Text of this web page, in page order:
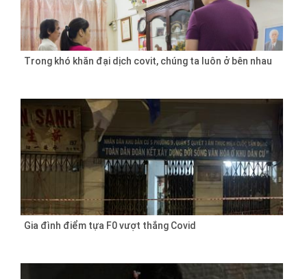
Trong khó khăn đại dịch covit, chúng ta luôn ở bên nhau
Gia đình điểm tựa F0 vượt thắng Covid